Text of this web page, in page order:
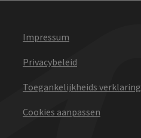
Impressum
Privacybeleid
Toegankelijkheids verklaring
Cookies aanpassen